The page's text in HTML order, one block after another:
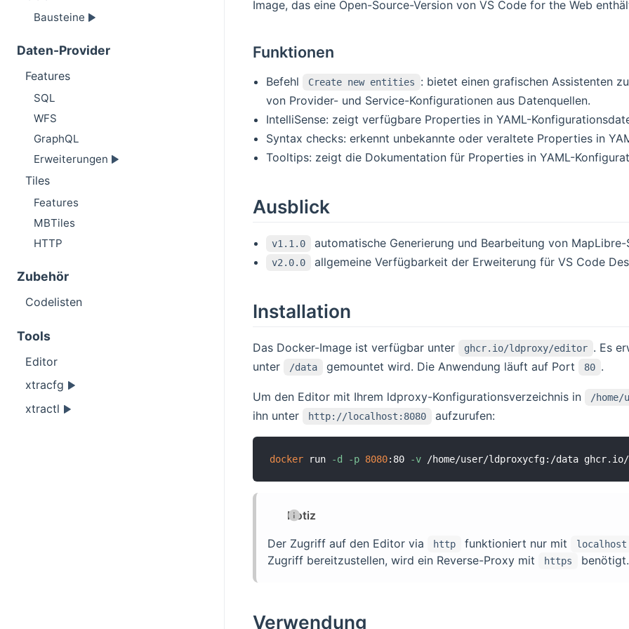
Bausteine
Daten-Provider
Features
SQL
WFS
GraphQL
Erweiterungen
Tiles
Features
MBTiles
HTTP
Zubehör
Codelisten
Tools
Editor
xtracfg
xtractl
Image, das eine Open-Source-Version von VS Code for the Web
Funktionen
Befehl Create new entities
: bietet einen grafischen Assistenten
von Provider- und Service-Konfigurationen aus Datenquellen.
IntelliSense: zeigt verfügbare Properties in YAML-
Syntax checks: erkennt unbekannte oder veraltete Properties in
Tooltips: zeigt die Dokumentation für Properties in YAML-
Ausblick
v1.1.0 automatische Generierung und Bearbeitung von MapLibre-
v2.0.0 allgemeine Verfügbarkeit der Erweiterung für VS Code
Installation
Das Docker-Image ist verfügbar unter ghcr.io/ldproxy/editor . Es
unter
/data gemountet wird. Die Anwendung läuft auf Port 80 .
Um den Editor mit Ihrem ldproxy-Konfigurationsverzeichnis in /
ihn unter http://localhost:8080 aufzurufen:
docker run -d -p 8080:80 -v
Notiz
Der Zugriff auf den Editor via
http funktioniert nur mit localhost
Zugriff bereitzustellen, wird ein Reverse-Proxy mit https benötigt.
Verwendung